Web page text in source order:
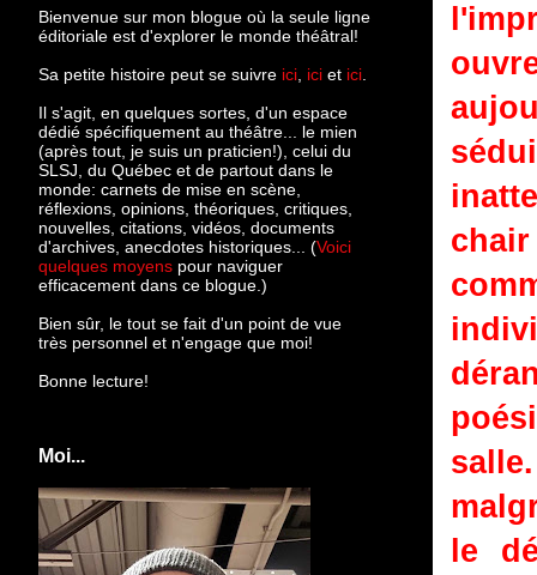
le
Bienvenue sur mon blogue où la seule ligne
éditoriale est d'explorer le monde théâtral!
Sa petite histoire peut se suivre ici ici et ici
Il s'agit, en quelques sortes, d'un espace
dédié spécifiquement au théâtre... le mien
(après tout, je suis un praticien!), celui du
SLSJ, du Québec et de partout dans le
monde: carnets de mise en scène,
réflexions, opinions, théoriques, critiques,
nouvelles, citations, vidéos, documents
d'archives, anecdotes historiques... (Voici
quelques moyens pour naviguer
efficacement dans ce blogue.)
Bien sûr, le tout se fait d'un point de vue
très personnel et n'engage que moi!
Bonne lecture!
Moi...